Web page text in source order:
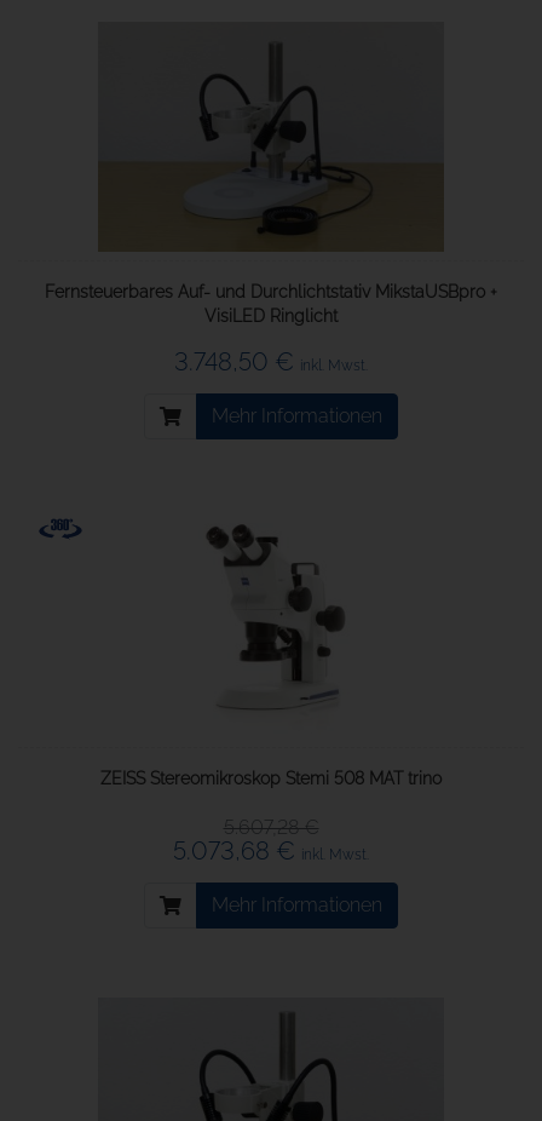
Fernsteuerbares Auf- und Durchlichtstativ MikstaUSBpro +
VisiLED Ringlicht
3.748,50 € inkl. Mwst.
Mehr Informationen
ZEISS Stereomikroskop Stemi 508 MAT trino
5.607,28 €
5.073,68 € inkl. Mwst.
Mehr Informationen